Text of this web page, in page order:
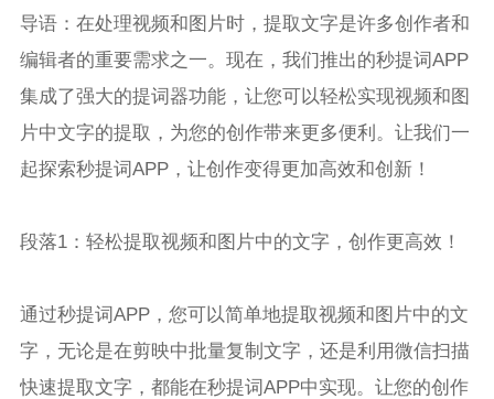
导语：在处理视频和图片时，提取文字是许多创作者和
编辑者的重要需求之一。现在，我们推出的秒提词APP
集成了强大的提词器功能，让您可以轻松实现视频和图
片中文字的提取，为您的创作带来更多便利。让我们一
起探索秒提词APP，让创作变得更加高效和创新！
段落1：轻松提取视频和图片中的文字，创作更高效！
通过秒提词APP，您可以简单地提取视频和图片中的文
字，无论是在剪映中批量复制文字，还是利用微信扫描
快速提取文字，都能在秒提词APP中实现。让您的创作